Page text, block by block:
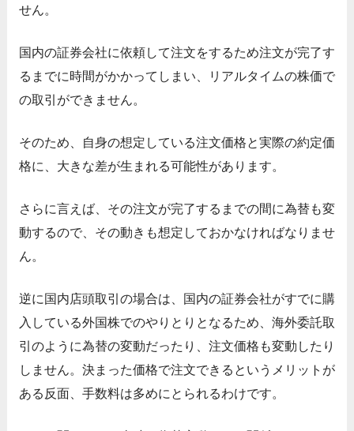
せん。
国内の証券会社に依頼して注文をするため注文が完了す
るまでに時間がかかってしまい、リアルタイムの株価で
の取引ができません。
そのため、自身の想定している注文価格と実際の約定価
格に、大きな差が生まれる可能性があります。
さらに言えば、その注文が完了するまでの間に為替も変
動するので、その動きも想定しておかなければなりませ
ん。
逆に国内店頭取引の場合は、国内の証券会社がすでに購
入している外国株でのやりとりとなるため、海外委託取
引のように為替の変動だったり、注文価格も変動したり
しません。決まった価格で注文できるというメリットが
ある反面、手数料は多めにとられるわけです。